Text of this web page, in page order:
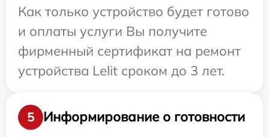
Как только устройство будет готово
и оплаты услуги Вы получите
фирменный сертификат на ремонт
устройства Lelit сроком до 3 лет.
5
Информирование о готовности